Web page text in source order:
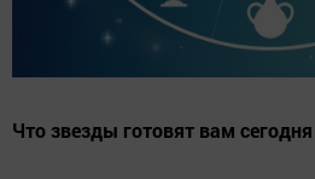
Что звезды готовят вам сегодня